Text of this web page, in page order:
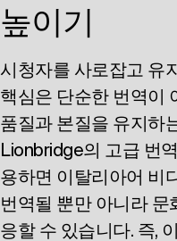
높이기
시청자를 사로잡고 유
핵심은 단순한 번역이
품질과 본질을 유지하
Lionbridge의 고급 번
용하면 이탈리아어 비
번역될 뿐만 아니라 문
응할 수 있습니다. 즉,